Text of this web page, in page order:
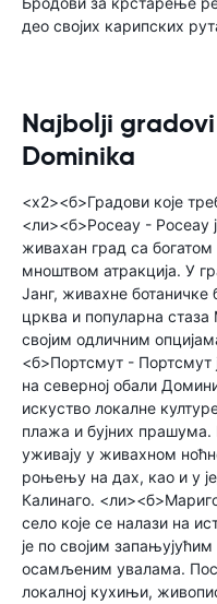
део својих карипских
Najbolji
Dominika
<х2><б>Градови које
<ли><б>Росеау - Росеау
живахан град са
мноштвом атракција. У
Јанг, живахне ботаничке
црква и популарна стаза
својим одличним
<б>Портсмут - Портсмут
на северној обали
искуство локалне
плажа и бујних
уживају у живахном
роњењу на дах, као и у
Калинаго.
село које се налази на
је по својим
осамљеним увалама.
локалној кухињи,